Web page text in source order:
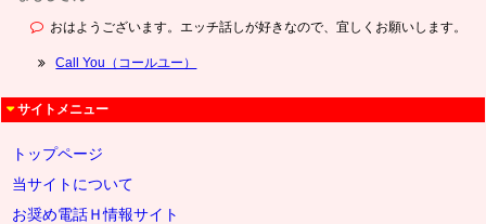
おはようございます。エッチ話しが好きなので、宜しくお願いします。
Call You（コールユー）
サイトメニュー
トップページ
当サイトについて
お奨め電話Ｈ情報サイト